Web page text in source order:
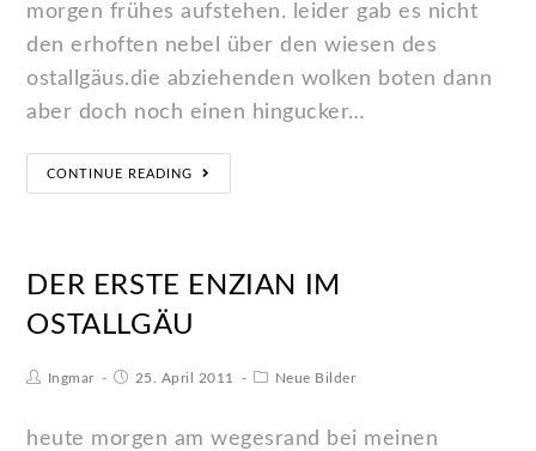
morgen frühes aufstehen. leider gab es nicht
den erhoften nebel über den wiesen des
ostallgäus.die abziehenden wolken boten dann
aber doch noch einen hingucker…
CONTINUE READING
DER ERSTE ENZIAN IM
OSTALLGÄU
Ingmar 25. April 2011 Neue Bilder
heute morgen am wegesrand bei meinen